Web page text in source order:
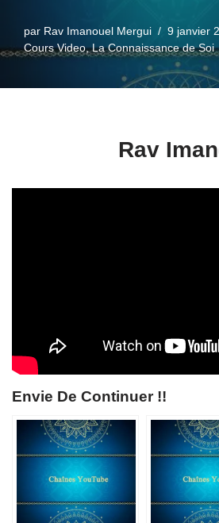
par Rav Imanouel Mergui
9 janvier
Cours Video,La Connaissance de Soi
Rav
Envie De Continuer !!